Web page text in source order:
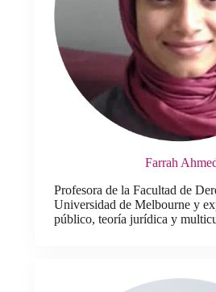
Farrah
Profesora de la Facultad de
Universidad de Melbourne y
público, teoría jurídica y